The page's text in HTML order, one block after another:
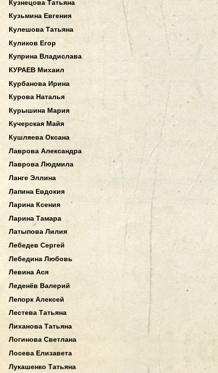
Кузнецова Татьяна
Кузьмина Евгения
Кулешова Татьяна
Куликов Егор
Куприна Владислава
КУРАЕВ Михаил
Курбанова Ирина
Курова Наталья
Курышина Мария
Кучерская Майя
Кушляева Оксана
Лаврова Александра
Лаврова Людмила
Ланге Эллина
Лапина Евдокия
Ларина Ксения
Ларина Тамара
Латыпова Лилия
Лебедев Сергей
Лебедина Любовь
Левина Ася
Леденёв Валерий
Лепорк Алексей
Лестева Татьяна
Лиханова Татьяна
Логинова Светлана
Лосева Елизавета
Лукашенко Татьяна